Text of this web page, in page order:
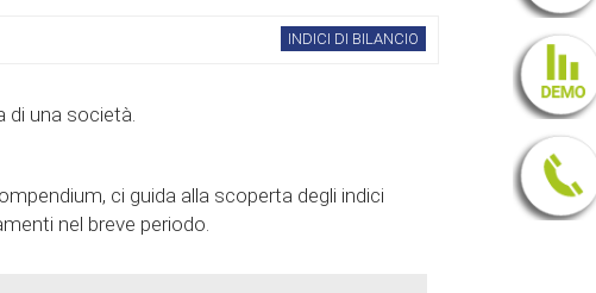
INDICI DI BILANCIO
di una società.
ci guida alla scoperta degli indici
nel breve periodo.